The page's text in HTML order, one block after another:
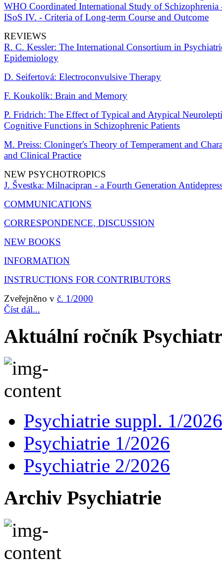
WHO Coordinated International Study of Schizophrenia
ISoS IV. - Criteria of Long-term Course and Outcome
REVIEWS
R. C. Kessler: The International Consortium in
Epidemiology
D. Seifertová: Electroconvulsive Therapy
F. Koukolík: Brain and Memory
P. Fridrich: The Effect of Typical and Atypical
Cognitive Functions in Schizophrenic Patients
M. Preiss: Cloninger's Theory of Temperament and
and Clinical Practice
NEW PSYCHOTROPICS
J. Švestka: Milnacipran - a Fourth Generation
COMMUNICATIONS
CORRESPONDENCE, DISCUSSION
NEW BOOKS
INFORMATION
INSTRUCTIONS FOR CONTRIBUTORS
Zveřejněno v č. 1/2000
Číst dál...
Aktuální ročník
Psychiatrie suppl. 1/2026
Psychiatrie 1/2026
Psychiatrie 2/2026
Archiv Psychiatrie